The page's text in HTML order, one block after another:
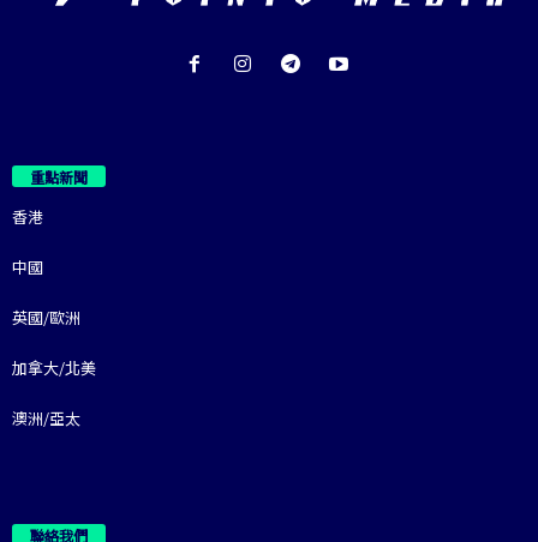
重點新聞
香港
中國
英國/歐洲
加拿大/北美
澳洲/亞太
聯絡我們